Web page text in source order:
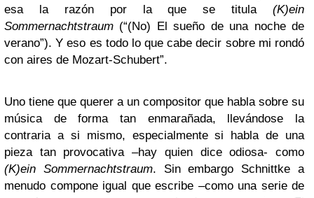
esa la razón por la que se titula (K)ein
Sommernachtstraum (“(No) El sueño de una noche de
verano”). Y eso es todo lo que cabe decir sobre mi rondó
con aires de Mozart-Schubert”.
Uno tiene que querer a un compositor que habla sobre su
música de forma tan enmarañada, llevándose la
contraria a si mismo, especialmente si habla de una
pieza tan provocativa –hay quien dice odiosa- como
(K)ein Sommernachtstraum. Sin embargo Schnittke a
menudo compone igual que escribe –como una serie de